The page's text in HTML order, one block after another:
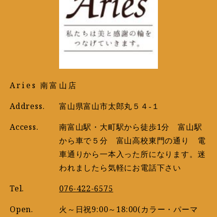
Aries 南富山店
Address.
富山県富山市太郎丸５４‐１
Access.
南富山駅・大町駅から徒歩1分 富山駅
から車で５分 富山高校東門の通り 電
車通りから一本入った所になります。迷
われましたら気軽にお電話下さい
Tel.
076-422-6575
Open.
火～日祝9:00～18:00(カラー・パーマ